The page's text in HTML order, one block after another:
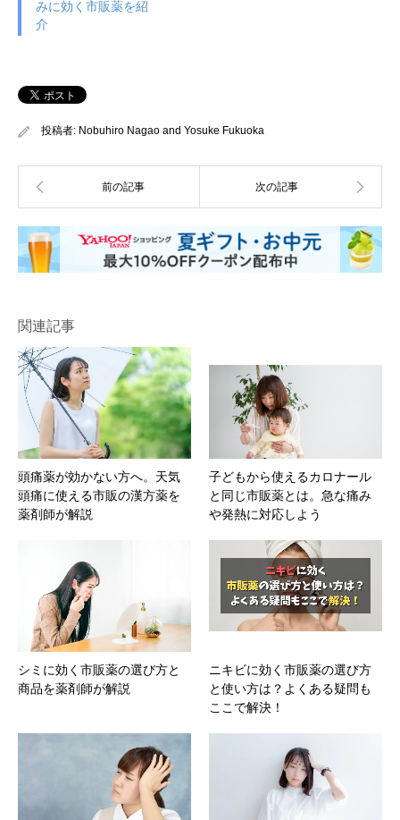
みに効く市販薬を紹
介
投稿者: Nobuhiro Nagao and Yosuke Fukuoka
関連記事
頭痛薬が効かない方へ。天気
頭痛に使える市販の漢方薬を
薬剤師が解説
子どもから使えるカロナール
と同じ市販薬とは。急な痛み
や発熱に対応しよう
シミに効く市販薬の選び方と
商品を薬剤師が解説
ニキビに効く市販薬の選び方
と使い方は？よくある疑問も
ここで解決！